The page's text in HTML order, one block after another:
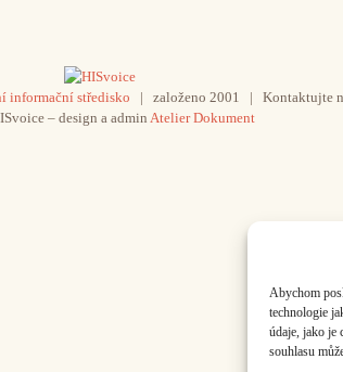
Abychom
technologie
údaje, jako je
souhlasu
informační středisko | založeno 2001 | Kontaktujte
– design a admin Atelier Dokument